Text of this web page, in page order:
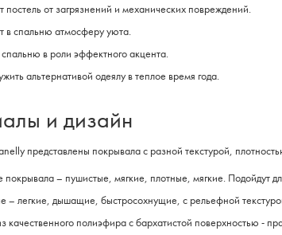
от загрязнений и механических повреждений.
в спальню атмосферу уюта.
в роли эффектного акцента.
альтернативой одеялу в теплое время года.
и дизайн
представлены покрывала с разной текстурой,
– пушистые, мягкие, плотные, мягкие. Подойдут
– легкие, дышащие, быстросохнущие, с рельефной
качественного полиэфира с бархатистой поверхностью -